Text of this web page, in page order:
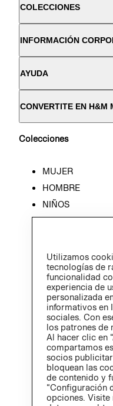
COLECCIONES
INFORMACIÓN
AYUDA
CONVERTITE EN H&M
Colecciones
MUJER
HOMBRE
NIÑOS
HOME
Utilizamos
tecnologías de
funcionalidad
experiencia de
personalizada
informativos en
sociales. Con
los patrones de
Al hacer clic en
compartamos
socios
bloquean las
de contenido y
“Configuración
opciones.